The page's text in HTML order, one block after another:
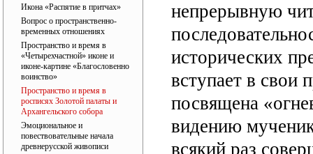
Икона «Распятие в притчах»
Вопрос о пространственно-
временных отношениях
Пространство и время в
«Четырехчастной» иконе и
иконе-картине «Благословенно
воинство»
Пространство и время в
росписях Золотой палаты и
Архангельского собора
Эмоциональное и
повествовательные начала
древнерусской живописи
непрерывную
исторических
вступает в свои
посвящена
видению
всякий раз